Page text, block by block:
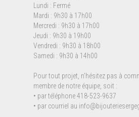
Lundi : Fermé
Mardi : 9h30 à 17h00
Mercredi : 9h30 à 17h00
Jeudi : 9h30 à 19h00
Vendredi : 9h30 à 18h00
Samedi : 9h30 à 14h00
Pour tout projet, n'hésitez pas à
membre de notre équipe, soit :
• par téléphone 418-523-9637
• par courriel au